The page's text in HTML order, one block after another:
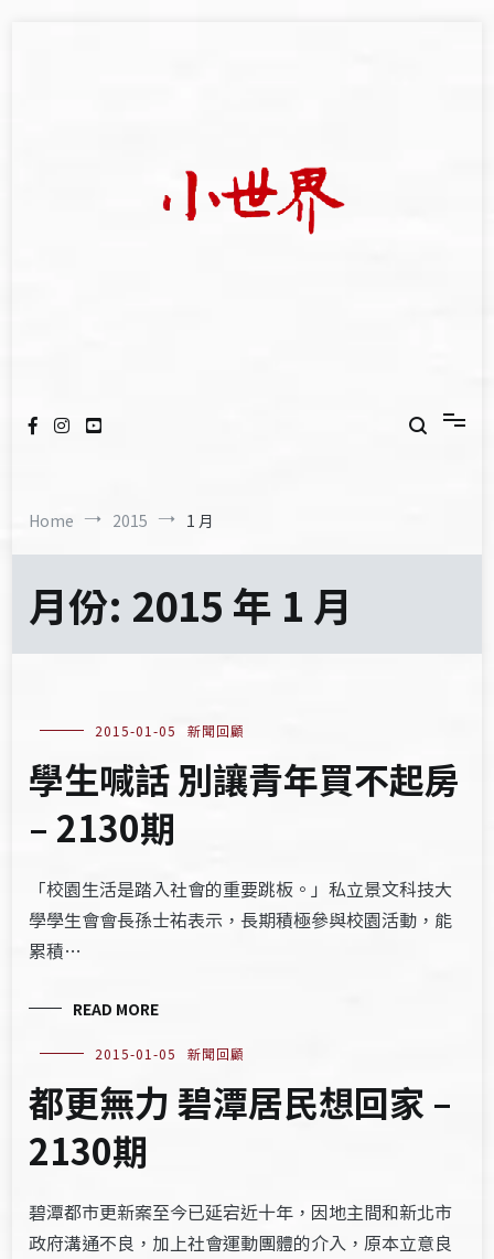
Home 2015 1 月
月份: 2015 年 1 月
2015-01-05 新聞回顧
學生喊話 別讓青年買不起房
– 2130期
「校園生活是踏入社會的重要跳板。」私立景文科技大
學學生會會長孫士祐表示，長期積極參與校園活動，能
累積…
READ MORE
2015-01-05 新聞回顧
都更無力 碧潭居民想回家 –
2130期
碧潭都市更新案至今已延宕近十年，因地主間和新北市
政府溝通不良，加上社會運動團體的介入，原本立意良